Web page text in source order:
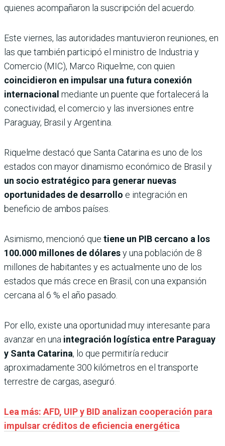
quienes acompañaron la suscripción del acuerdo.
Este viernes, las autoridades mantuvieron reuniones, en
las que también participó el ministro de Industria y
Comercio (MIC), Marco Riquelme, con quien
coincidieron en impulsar una futura conexión
internacional mediante un puente que fortalecerá la
conectividad, el comercio y las inversiones entre
Paraguay, Brasil y Argentina.
Riquelme destacó que Santa Catarina es uno de los
estados con mayor dinamismo económico de Brasil y
un socio estratégico para generar nuevas
oportunidades de desarrollo e integración en
beneficio de ambos países.
Asimismo, mencionó que tiene un PIB cercano a los
100.000 millones de dólaresy una población de 8
millones de habitantes y es actualmente uno de los
estados que más crece en Brasil, con una expansión
cercana al 6 % el año pasado.
Por ello, existe una oportunidad muy interesante para
avanzar en una integración logística entre Paraguay
y Santa Catarina, lo que permitiría reducir
aproximadamente 300 kilómetros en el transporte
terrestre de cargas, aseguró.
Lea más: AFD, UIP y BID analizan cooperación para
impulsar créditos de eficiencia energética